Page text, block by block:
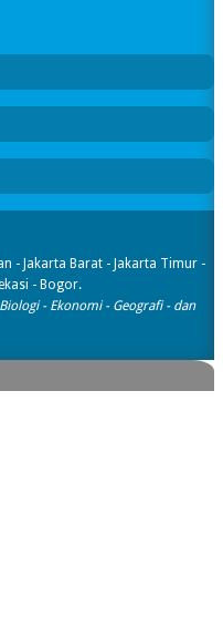
- Jakarta Barat - Jakarta Timur -
- Bogor.
- Ekonomi - Geografi​ - dan